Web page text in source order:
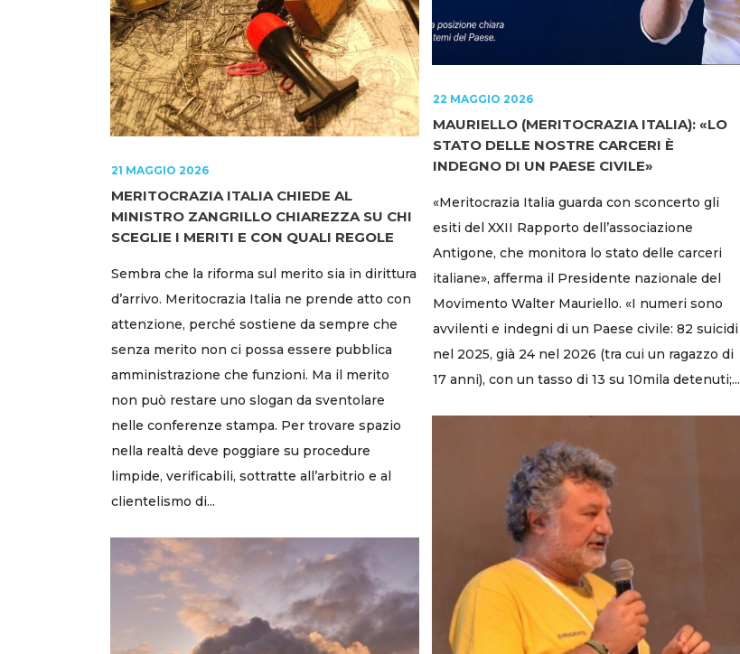
22 MAGGIO 2026
MAURIELLO (MERITOCRAZIA ITALIA): «LO
STATO DELLE NOSTRE CARCERI È
INDEGNO DI UN PAESE CIVILE»
«Meritocrazia Italia guarda con sconcerto gli
esiti del XXII Rapporto dell’associazione
Antigone, che monitora lo stato delle carceri
italiane», afferma il Presidente nazionale del
Movimento Walter Mauriello. «I numeri sono
avvilenti e indegni di un Paese civile: 82 suicidi
nel 2025, già 24 nel 2026 (tra cui un ragazzo di
17 anni), con un tasso di 13 su 10mila detenuti;...
21 MAGGIO 2026
MERITOCRAZIA ITALIA CHIEDE AL
MINISTRO ZANGRILLO CHIAREZZA SU CHI
SCEGLIE I MERITI E CON QUALI REGOLE
Sembra che la riforma sul merito sia in dirittura
d’arrivo. Meritocrazia Italia ne prende atto con
attenzione, perché sostiene da sempre che
senza merito non ci possa essere pubblica
amministrazione che funzioni. Ma il merito
non può restare uno slogan da sventolare
nelle conferenze stampa. Per trovare spazio
nella realtà deve poggiare su procedure
limpide, verificabili, sottratte all’arbitrio e al
clientelismo di...